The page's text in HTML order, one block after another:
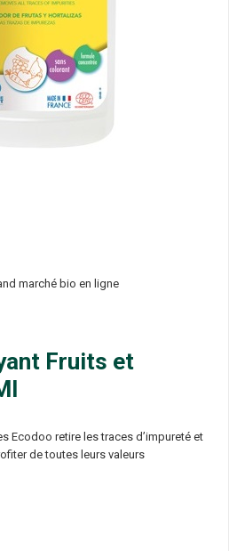
marché bio en ligne
Fruits et
Ecodoo retire les traces d’impureté et
de toutes leurs valeurs